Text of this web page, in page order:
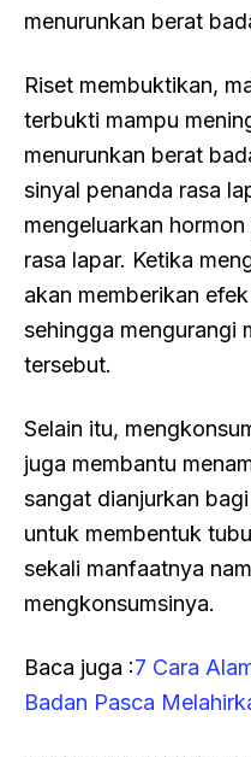
menurunkan berat
Riset membuktikan,
terbukti mampu
menurunkan berat
sinyal penanda rasa
mengeluarkan
rasa lapar. Ketika
akan memberikan
sehingga mengurangi
tersebut.
Selain itu,
juga membantu
sangat dianjurkan
untuk membentuk
sekali manfaatnya
mengkonsumsinya.
Baca juga :7 Cara
Badan Pasca